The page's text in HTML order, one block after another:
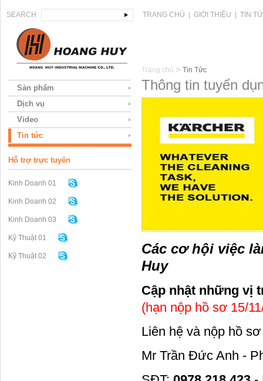
SEARCH TRANG CHỦ GIỚI THIỆU TIN
Trang chủ » Tin Tức
Thông tin tuyển
Sản phẩm
Dịch vụ
Video
Tin tức
Hỗ trợ trực tuyến
Kinh Doanh 01
Kinh Doanh 02
Kinh Doanh 03
Kỹ Thuật 01
Kỹ Thuật 02
Các cơ hội việc
Huy
Cập nhật những vị
(hạn nộp hồ sơ 15/
Liên hệ và nộp hồ
Mr Trần Đức Anh -